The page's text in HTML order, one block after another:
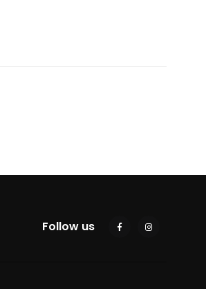
Follow us